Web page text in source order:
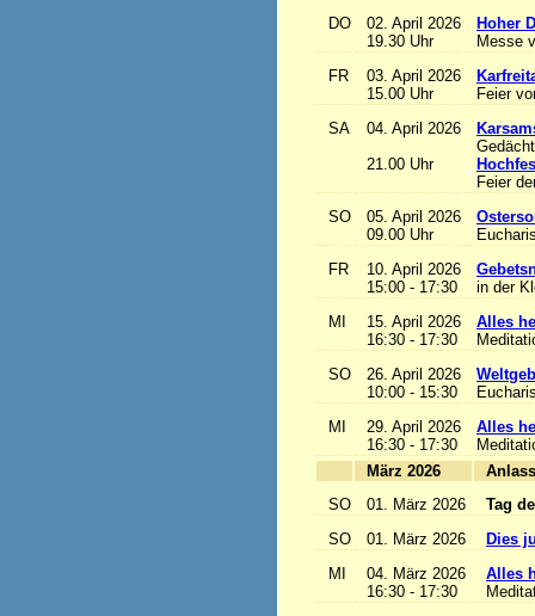
DO
02. April 2026
19.30 Uhr
Hoher
Messe
FR
03. April 2026
15.00 Uhr
Feier
SA
04. April 2026
21.00 Uhr
Feier
SO
05. April 2026
09.00 Uhr
FR
10. April 2026
15:00 - 17:30
in der
MI
15. April 2026
16:30 - 17:30
Alles
SO
26. April 2026
10:00 - 15:30
MI
29. April 2026
16:30 - 17:30
Alles
März 2026
SO
01. März 2026
Tag
SO
01. März 2026
Dies
MI
04. März 2026
16:30 - 17:30
Alles